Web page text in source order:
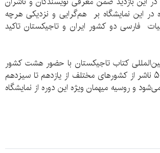
این نمایشگاه بر هم‌گرایی و نزدیکی هرچه
فارسی دو کشور ایران و تاجیکستان تاکید
کتاب تاجیکستان با حضور هشت کشور
خارجی و مشارکت ۵۰ ناشر از کشورهای مختلف از یازدهم تا سیزدهم
می‌شود و روسیه میهمان ویژه این دوره از نمایشگاه